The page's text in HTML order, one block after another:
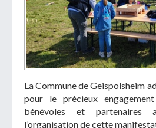
La Commune de Geispolsheim
pour le précieux
bénévoles et partenaires
l’organisation de cette